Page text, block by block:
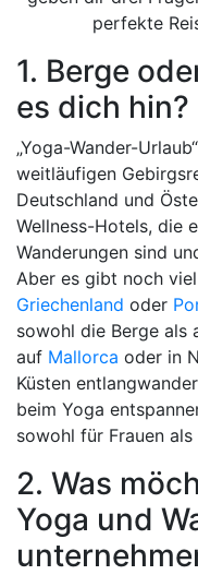
perfekte
1. Berge
es dich hin?
„Yoga-Wander-
weitläufigen
Deutschland und
Wellness-Hotels, die
Wanderungen sind
Aber es gibt noch
Griechenland oder
sowohl die Berge als
auf Mallorca oder in
Küsten
beim Yoga
sowohl für Frauen
2. Was
Yoga und